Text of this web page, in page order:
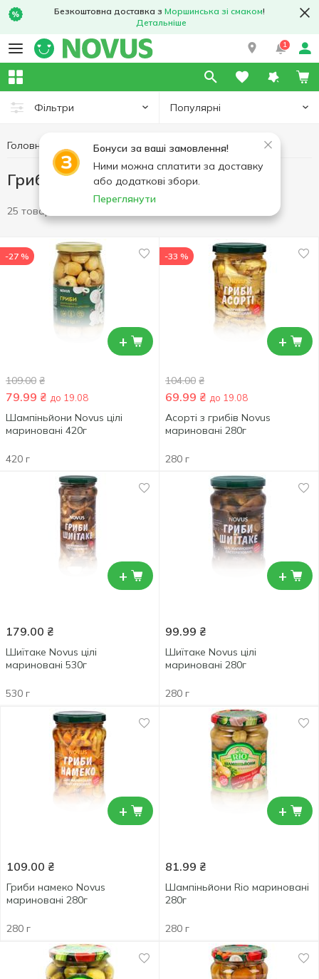
Безкоштовна доставка з Моршинська зі смаком!
Детальніше
1
Фільтри Популярні
Бонуси за ваші замовлення!
Ними можна сплатити за доставку
або додаткові збори.
Переглянути
Головна Консерви Грибна консервація
Грибна консервація
25 товарів
+
-27 %
109.00 ₴
79.99 ₴ до 19.08
Шампіньйони Novus цілі
мариновані 420г
420 г
+
-33 %
104.00 ₴
69.99 ₴ до 19.08
Асорті з грибів Novus
мариновані 280г
280 г
+
179.00 ₴
Шиїтаке Novus цілі
мариновані 530г
530 г
+
99.99 ₴
Шиїтаке Novus цілі
мариновані 280г
280 г
+
109.00 ₴
Гриби намеко Novus
мариновані 280г
280 г
+
81.99 ₴
Шампіньйони Rio мариновані
280г
280 г